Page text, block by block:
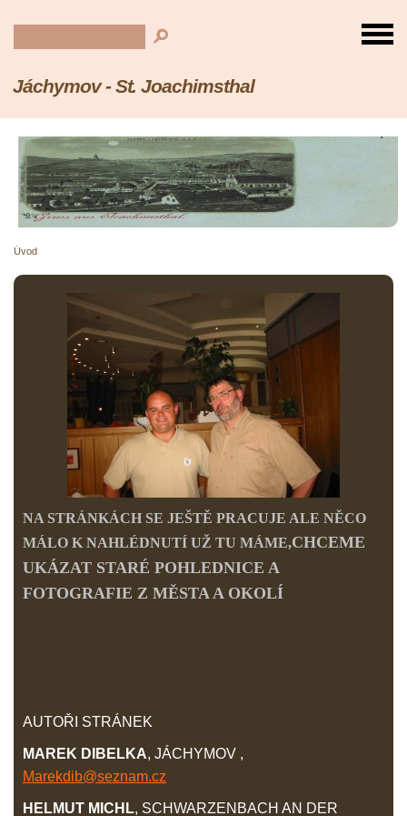
Jáchymov - St. Joachimsthal
Úvod
NA STRÁNKÁCH SE JEŠTĚ PRACUJE ALE NĚCO
MÁLO K NAHLÉDNUTÍ UŽ TU MÁME,CHCEME
UKÁZAT STARÉ POHLEDNICE A
FOTOGRAFIE Z MĚSTA A OKOLÍ
AUTOŘI STRÁNEK
MAREK DIBELKA, JÁCHYMOV ,
Marekdib@seznam.cz
HELMUT MICHL, SCHWARZENBACH AN DER